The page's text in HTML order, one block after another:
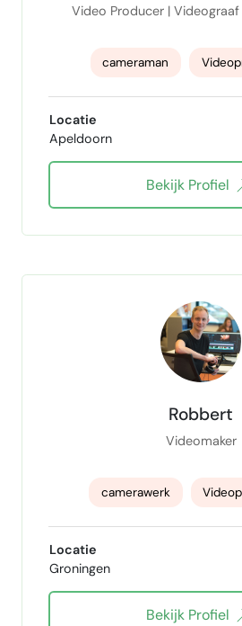
Video Producer |
cameraman
videography
AI Content creation
Locatie
Apeldoorn
Bekijk Profiel
Robbert
Videomaker
camerawerk
Locatie
Groningen
Bekijk Profiel